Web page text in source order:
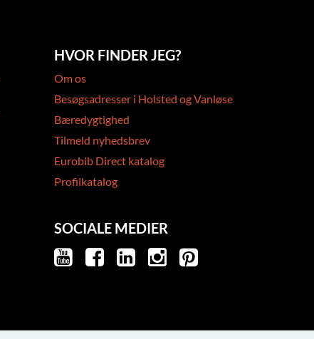
HVOR FINDER JEG?
Om os
Besøgsadresser i Holsted og Vanløse
Bæredygtighed
Tilmeld nyhedsbrev
Eurobib Direct katalog
Profilkatalog
SOCIALE MEDIER